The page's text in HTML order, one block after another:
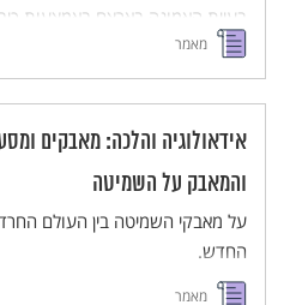
בעיית האמונה בארצם באמצעות
ובאמצעות גירוש היהודים. הם
הם האשמים בכך שהאנוסים
ליהדותם.
מאמר
אידאולוגיה והלכה: מאבקים
והמאבק על השמיטה
על מאבקי השמיטה בין העולם
החדש.
מאמר